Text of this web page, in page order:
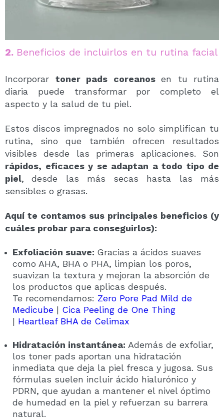
2. Beneficios de incluirlos en tu rutina facial
Incorporar toner pads coreanos en tu rutina
diaria puede transformar por completo el
aspecto y la salud de tu piel.
Estos discos impregnados no solo simplifican tu
rutina, sino que también ofrecen resultados
visibles desde las primeras aplicaciones. Son
rápidos, eficaces y se adaptan a todo tipo de
piel,
desde las más secas hasta las más
sensibles o grasas.
Aquí te contamos sus principales beneficios (y
cuáles probar para conseguirlos):
Exfoliación suave: Gracias a ácidos suaves
como AHA, BHA o PHA, limpian los poros,
suavizan la textura y mejoran la absorción de
los productos que aplicas después.
Te recomendamos: Zero Pore Pad Mild de
Medicube | Cica Peeling de One Thing
| Heartleaf BHA de Celimax
Hidratación instantánea: Además de exfoliar,
los toner pads aportan una hidratación
inmediata que deja la piel fresca y jugosa. Sus
fórmulas suelen incluir ácido hialurónico y
PDRN, que ayudan a mantener el nivel óptimo
de humedad en la piel y refuerzan su barrera
natural.